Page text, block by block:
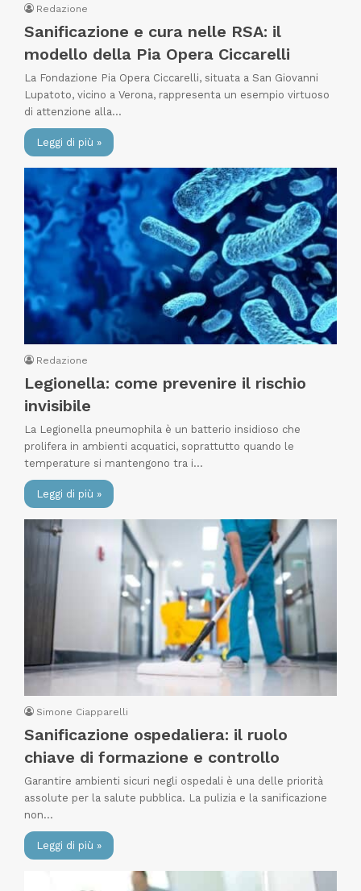
Redazione
Sanificazione e cura nelle RSA: il
modello della Pia Opera Ciccarelli
La Fondazione Pia Opera Ciccarelli, situata a San Giovanni
Lupatoto, vicino a Verona, rappresenta un esempio virtuoso
di attenzione alla…
Leggi di più »
Redazione
Legionella: come prevenire il rischio
invisibile
La Legionella pneumophila è un batterio insidioso che
prolifera in ambienti acquatici, soprattutto quando le
temperature si mantengono tra i…
Leggi di più »
Simone Ciapparelli
Sanificazione ospedaliera: il ruolo
chiave di formazione e controllo
Garantire ambienti sicuri negli ospedali è una delle priorità
assolute per la salute pubblica. La pulizia e la sanificazione
non…
Leggi di più »